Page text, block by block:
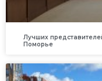
Лучших
Поморье